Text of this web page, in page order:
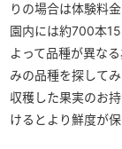
りの場合は体験料
園内には約700本
よって品種が異な
みの品種を探してみ
収穫した果実のお
けるとより鮮度が保